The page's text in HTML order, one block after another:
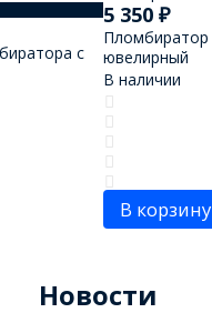
с
5 350 ₽
Пломбиратор
ювелирный
В наличии
В корзину
Новости